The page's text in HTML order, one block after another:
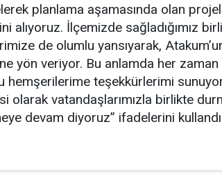
planlama aşamasında olan
alıyoruz. İlçemizde sağladığımız
de olumlu yansıyarak,
yön veriyor. Bu anlamda her
hemşerilerime teşekkürlerimi
olarak vatandaşlarımızla birlikte
devam diyoruz” ifadelerini